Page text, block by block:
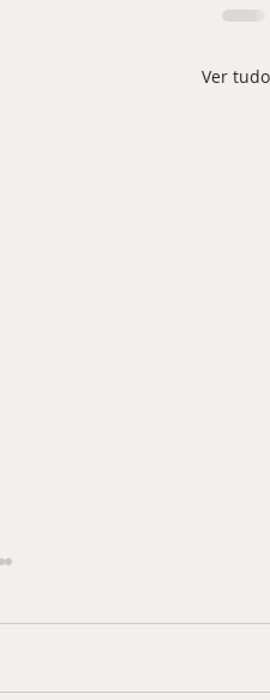
Ver tudo